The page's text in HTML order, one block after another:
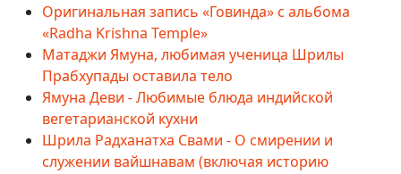
Оригинальная запись «Говинда» с альбома
«Radha Krishna Temple»
Матаджи Ямуна, любимая ученица Шрилы
Прабхупады оставила тело
Ямуна Деви - Любимые блюда индийской
вегетарианской кухни
Шрила Радханатха Свами - О смирении и
служении вайшнавам (включая историю